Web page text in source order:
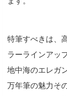
特筆すべきは、
ラーラインアッ
地中海のエレガ
万年筆の魅力そ